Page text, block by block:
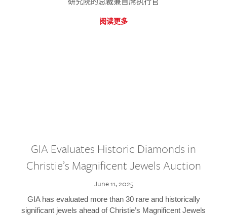
阅读更多
GIA Evaluates Historic Diamonds in
Christie’s Magnificent Jewels Auction
June 11, 2025
GIA has evaluated more than 30 rare and historically
significant jewels ahead of Christie’s Magnificent Jewels